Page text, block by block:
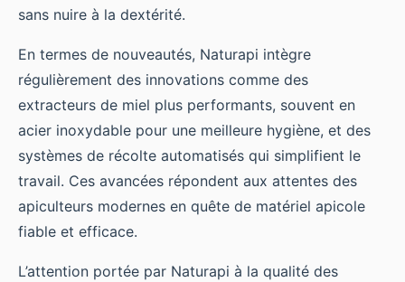
sans nuire à la dextérité.
En termes de nouveautés, Naturapi intègre
régulièrement des innovations comme des
extracteurs de miel plus performants, souvent en
acier inoxydable pour une meilleure hygiène, et des
systèmes de récolte automatisés qui simplifient le
travail. Ces avancées répondent aux attentes des
apiculteurs modernes en quête de matériel apicole
fiable et efficace.
L’attention portée par Naturapi à la qualité des